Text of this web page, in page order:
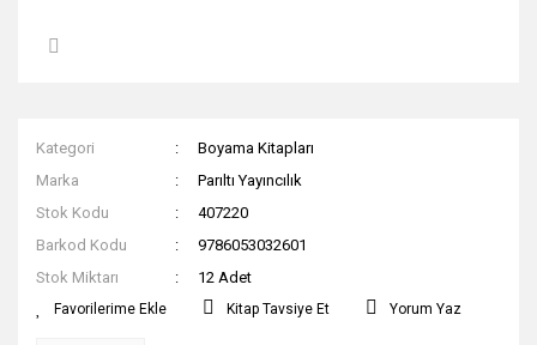
Kategori
Boyama Kitapları
Marka
Parıltı Yayıncılık
Stok Kodu
407220
Barkod Kodu
9786053032601
Stok Miktarı
12 Adet
Kitap Tavsiye Et Yorum Yaz